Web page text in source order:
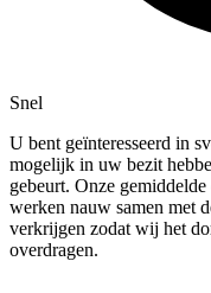
Snel
U bent geïnteresseerd in
mogelijk in uw bezit
gebeurt. Onze
werken nauw samen met
verkrijgen zodat wij het
overdragen.